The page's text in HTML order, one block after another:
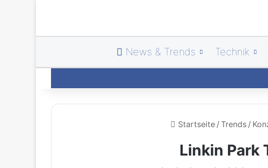
News & Trends Technik
Startseite / Trends /
Linkin Park